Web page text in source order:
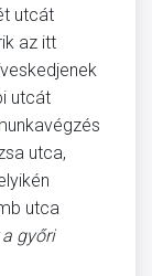
utcát
az itt
utcát
utca,
utca
győri